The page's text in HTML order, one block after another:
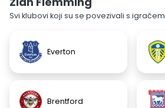
Svi klubovi koji su se povezivali s igračem
Everton
Brentford